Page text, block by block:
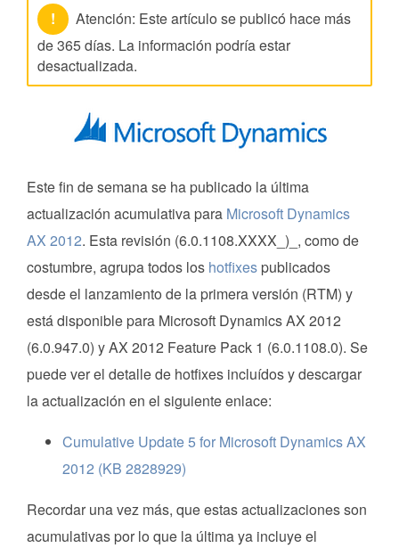
!
Atención: Este artículo se publicó hace más
de 365 días. La información podría estar
desactualizada.
Este fin de semana se ha publicado la última
actualización acumulativa para Microsoft Dynamics
AX 2012. Esta revisión (6.0.1108.XXXX_)_, como de
costumbre, agrupa todos los hotfixes publicados
desde el lanzamiento de la primera versión (RTM) y
está disponible para Microsoft Dynamics AX 2012
(6.0.947.0) y AX 2012 Feature Pack 1 (6.0.1108.0). Se
puede ver el detalle de hotfixes incluídos y descargar
la actualización en el siguiente enlace:
Cumulative Update 5 for Microsoft Dynamics AX
2012 (KB 2828929)
Recordar una vez más, que estas actualizaciones son
acumulativas por lo que la última ya incluye el